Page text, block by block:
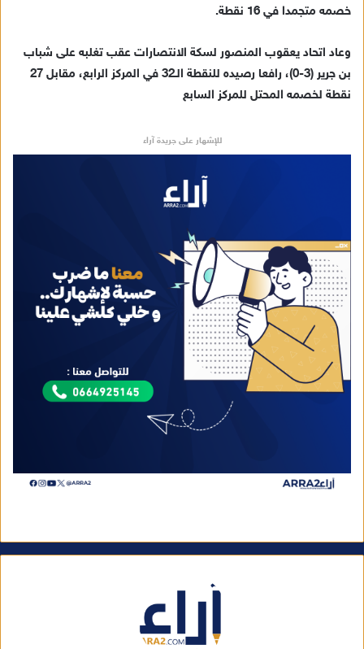
ر
ي
خصمه متجمدا في 16 نقطة.
وعاد اتحاد يعقوب المنصور لسكة الانتصارات عقب تغلبه على شباب
بن جرير (3-0)، رافعا رصيده للنقطة الـ32 في المركز الرابع، مقابل 27
نقطة لخصمه المحتل للمركز السابع
للإشهار على جريدة آراء